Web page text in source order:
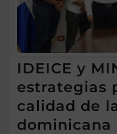
IDEICE y
estrategias
calidad de
dominicana